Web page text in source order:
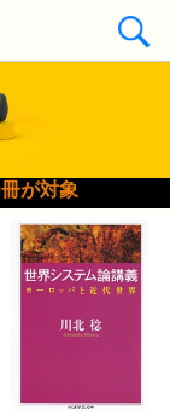
が対象